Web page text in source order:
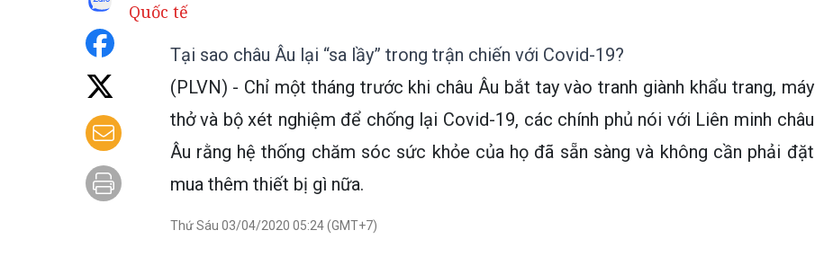
Quốc tế
Tại sao châu Âu lại “sa lầy” trong trận chiến với Covid-19?
(PLVN) - Chỉ một tháng trước khi châu Âu bắt tay vào tranh giành khẩu trang, máy
thở và bộ xét nghiệm để chống lại Covid-19, các chính phủ nói với Liên minh châu
Âu rằng hệ thống chăm sóc sức khỏe của họ đã sẵn sàng và không cần phải đặt
mua thêm thiết bị gì nữa.
Thứ Sáu 03/04/2020 05:24 (GMT+7)